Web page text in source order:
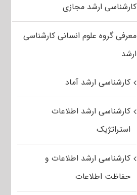
کارشناسی ارشد مجازی
معرفی گروه علوم انسانی کارشناسی
ارشد
کارشناسی ارشد آماد
کارشناسی ارشد اطلاعات
استراتژیک
کارشناسی ارشد اطلاعات و
حفاظت اطلاعات